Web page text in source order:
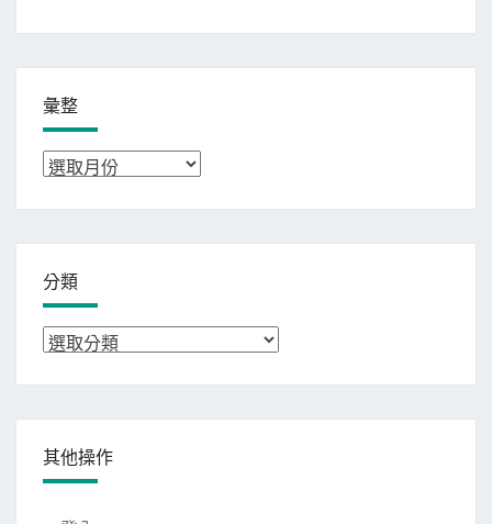
彙整
彙
分類
分
其他操作